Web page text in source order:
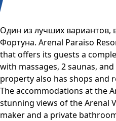
Один из лучших вариантов,
Фортуна. Arenal Paraiso
that offers its guests a
with massages, 2 saunas,
property also has shops and
The accommodations at the
stunning views of the Arenal
maker and a private